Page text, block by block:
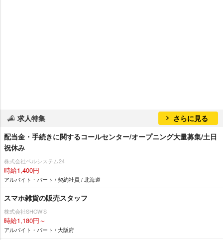
求人特集
さらに見る
配当金・手続きに関するコールセンター/オープニング大量募集/土日
祝休み
株式会社ベルシステム24
時給1,400円
アルバイト・パート / 契約社員 / 北海道
スマホ雑貨の販売スタッフ
株式会社SHOW’S
時給1,180円～
アルバイト・パート / 大阪府